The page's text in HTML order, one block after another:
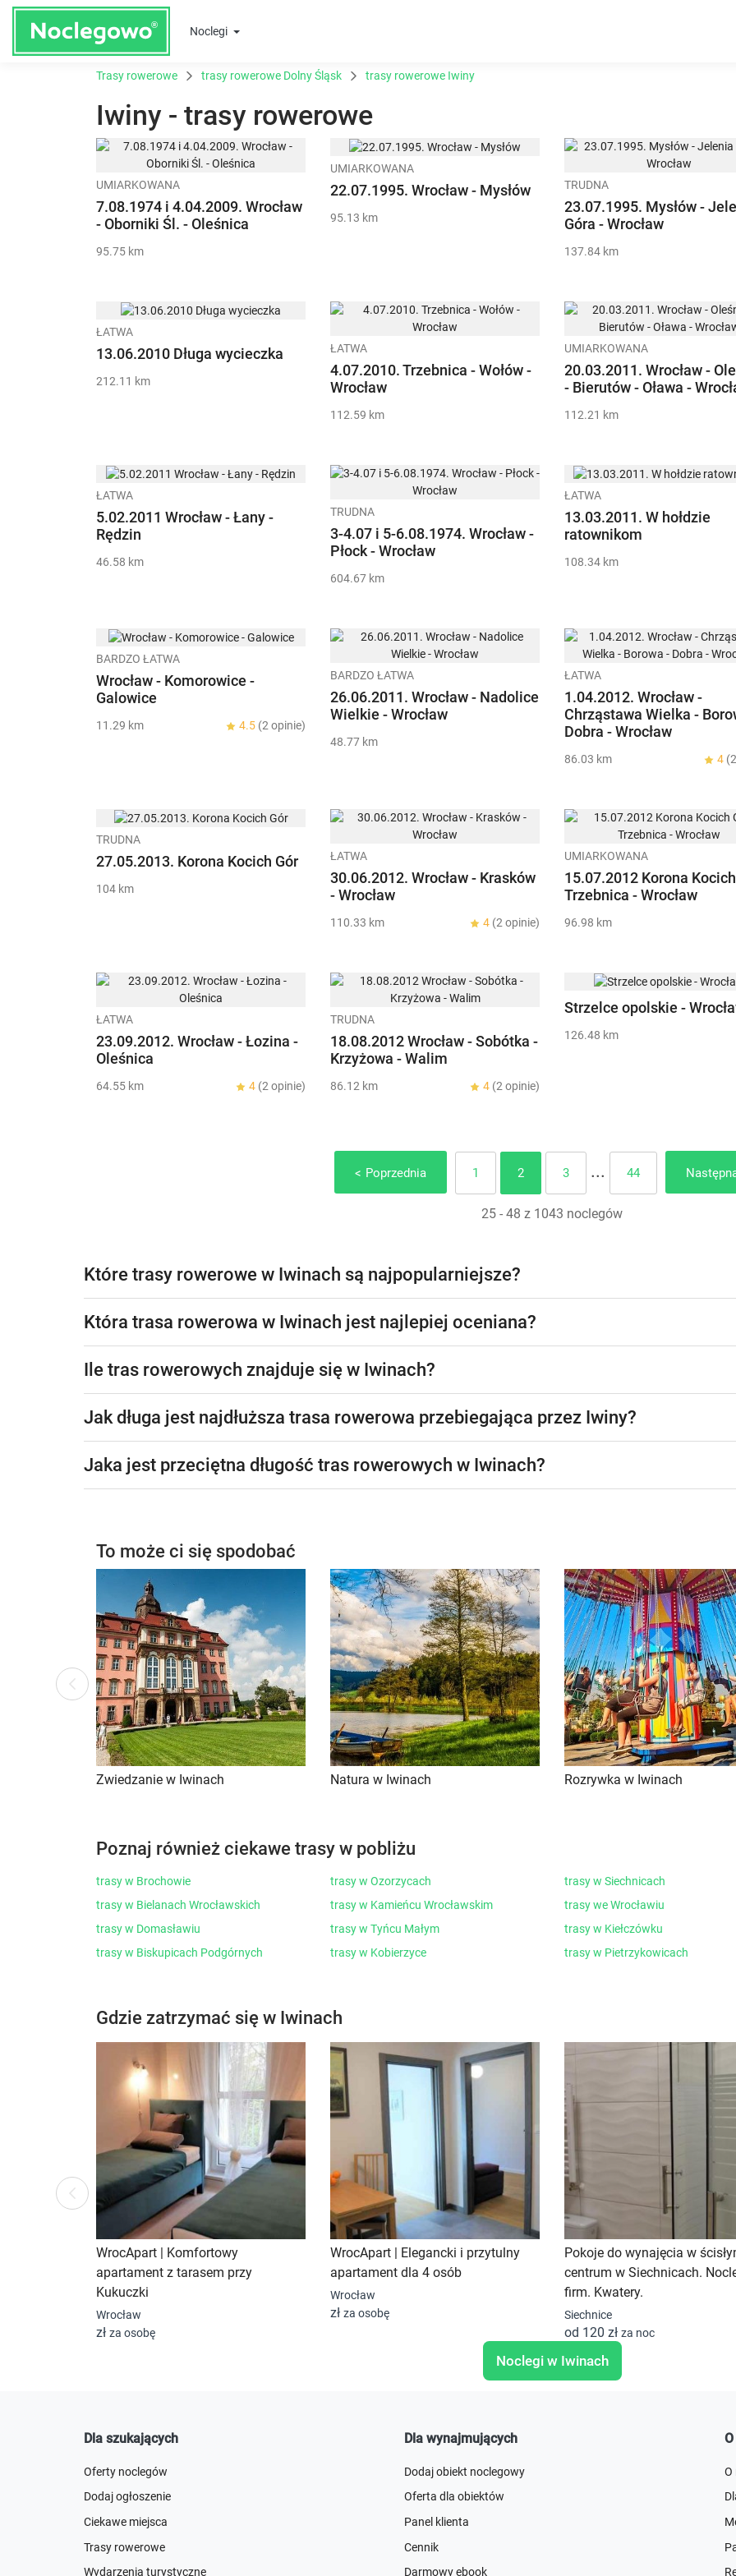
Noclegi
Trasy rowerowe trasy rowerowe Dolny Śląsk trasy rowerowe Iwiny
Iwiny - trasy rowerowe
UMIARKOWANA
7.08.1974 i 4.04.2009. Wrocław
- Oborniki Śl. - Oleśnica
95.75 km
UMIARKOWANA
22.07.1995. Wrocław - Mysłów
95.13 km
TRUDNA
23.07.1995. Mysłów -
Góra - Wrocław
137.84 km
ŁATWA
13.06.2010 Długa wycieczka
212.11 km
ŁATWA
4.07.2010. Trzebnica - Wołów -
Wrocław
112.59 km
UMIARKOWANA
20.03.2011. Wrocław -
- Bierutów - Oława -
112.21 km
ŁATWA
5.02.2011 Wrocław - Łany -
Rędzin
46.58 km
TRUDNA
3-4.07 i 5-6.08.1974. Wrocław -
Płock - Wrocław
604.67 km
ŁATWA
13.03.2011. W hołdzie
ratownikom
108.34 km
BARDZO ŁATWA
Wrocław - Komorowice -
Galowice
11.29 km 4.5 (2 opinie)
BARDZO ŁATWA
26.06.2011. Wrocław - Nadolice
Wielkie - Wrocław
48.77 km
ŁATWA
1.04.2012. Wrocław -
Chrząstawa Wielka -
Dobra - Wrocław
86.03 km 4
TRUDNA
27.05.2013. Korona Kocich Gór
104 km
ŁATWA
30.06.2012. Wrocław - Krasków
- Wrocław
110.33 km 4 (2 opinie)
UMIARKOWANA
15.07.2012 Korona
Trzebnica - Wrocław
96.98 km
ŁATWA
23.09.2012. Wrocław - Łozina -
Oleśnica
64.55 km 4 (2 opinie)
TRUDNA
18.08.2012 Wrocław - Sobótka -
Krzyżowa - Walim
86.12 km 4 (2 opinie)
Strzelce opolskie -
126.48 km
Poprzednia 1 2 3 ... 44
25 - 48 z 1043 noclegów
Które trasy rowerowe w Iwinach są najpopularniejsze?
Która trasa rowerowa w Iwinach jest najlepiej oceniana?
Ile tras rowerowych znajduje się w Iwinach?
Jak długa jest najdłuższa trasa rowerowa przebiegająca przez Iwiny?
Jaka jest przeciętna długość tras rowerowych w Iwinach?
To może ci się spodobać
Previ
ous
Zwiedzanie w Iwinach Natura w Iwinach Rozrywka w Iwinach
Poznaj również ciekawe trasy w pobliżu
trasy w Brochowie trasy w Ozorzycach
trasy w Siechnicach
trasy w Bielanach Wrocławskich
trasy w Kamieńcu Wrocławskim
trasy we Wrocławiu
trasy w Domasławiu
trasy w Tyńcu Małym
trasy w Kiełczówku
trasy w Biskupicach Podgórnych
trasy w Kobierzyce trasy w Pietrzykowicach
Gdzie zatrzymać się w Iwinach
Previ
ous
WrocApart | Komfortowy
apartament z tarasem przy
Kukuczki
Wrocław
zł za osobę
WrocApart | Elegancki i przytulny
apartament dla 4 osób
Wrocław
zł za osobę
Pokoje do wynajęcia w
centrum w Siechnicach.
firm. Kwatery.
Siechnice
od 120 zł za noc
Noclegi w Iwinach
Dla szukających
Oferty noclegów
Dodaj ogłoszenie
Ciekawe miejsca
Trasy rowerowe
Wydarzenia turystyczne
Dla wynajmujących
Dodaj obiekt noclegowy
Oferta dla obiektów
Panel klienta
Cennik
Darmowy ebook
O